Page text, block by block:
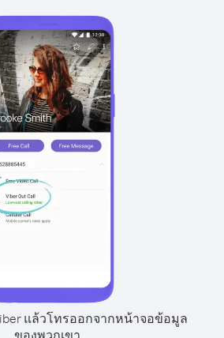
แล้วโทรออกจากหน้าจอข้อมูล
ของพวกเขา